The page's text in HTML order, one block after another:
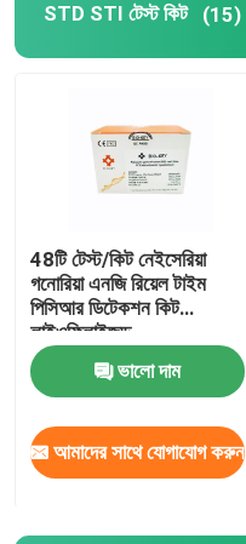
STD STI টেস্ট কিট (15)
48টি টেস্ট/কিট নেইসেরিয়া
গনোরিয়া এনজি রিয়েল টাইম
পিসিআর ডিটেকশন কিট
লাইওফিলাইজড
ভালো দাম
আমাদের সাথে যোগাযোগ করুন